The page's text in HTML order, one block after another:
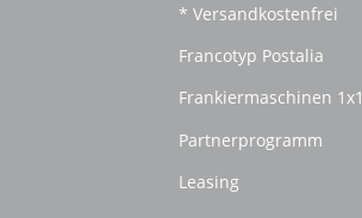
* Versandkostenfrei
Francotyp Postalia
Frankiermaschinen 1x1
Partnerprogramm
Leasing